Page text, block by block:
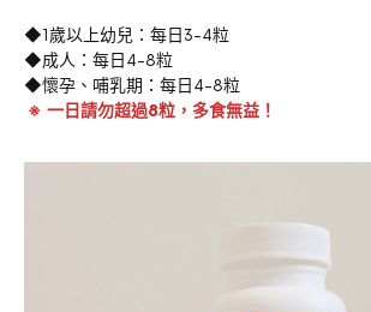
◆1歲以上幼兒：每日3-4粒
◆成人：每日4-8粒
◆懷孕、哺乳期：每日4-8粒
※ 一日請勿超過8粒，多食無益！